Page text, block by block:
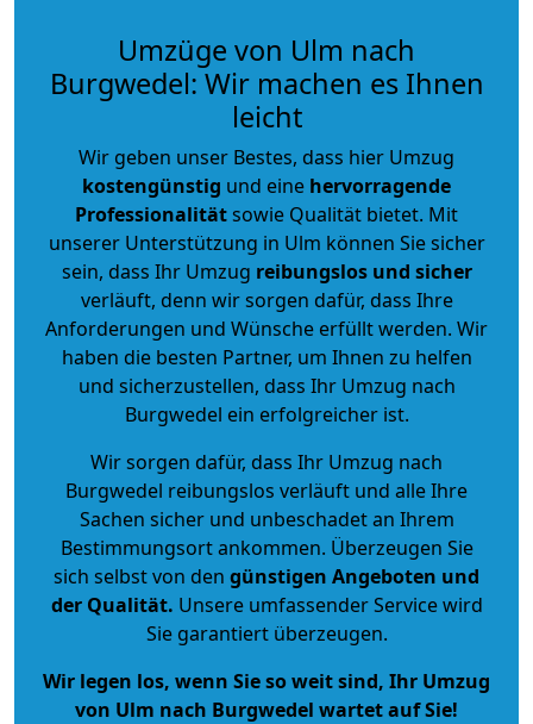
Umzüge von Ulm nach
Burgwedel: Wir machen es Ihnen
leicht
Wir geben unser Bestes, dass hier Umzug
kostengünstig und eine hervorragende
Professionalitätsowie Qualität bietet. Mit
unserer Unterstützung in Ulm können Sie sicher
sein, dass Ihr Umzug reibungslos und sicher
verläuft, denn wir sorgen dafür, dass Ihre
Anforderungen und Wünsche erfüllt werden. Wir
haben die besten Partner, um Ihnen zu helfen
und sicherzustellen, dass Ihr Umzug nach
Burgwedel ein erfolgreicher ist.
Wir sorgen dafür, dass Ihr Umzug nach
Burgwedel reibungslos verläuft und alle Ihre
Sachen sicher und unbeschadet an Ihrem
Bestimmungsort ankommen. Überzeugen Sie
sich selbst von den günstigen Angeboten und
der Qualität. Unsere umfassender Service wird
Sie garantiert überzeugen.
Wir legen los, wenn Sie so weit sind, Ihr Umzug
von Ulm nach Burgwedel wartet auf Sie!